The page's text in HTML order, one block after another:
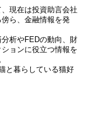
現在は投資助言会社
ら、金融情報を発
析やFEDの動向、財
ョンに役立つ情報を
と暮らしている猫好